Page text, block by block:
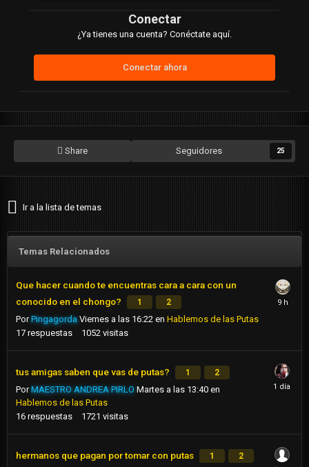
Conectar
¿Ya tienes una cuenta? Conéctate aquí.
Conectar ahora
Share Seguidores 25
Ir a la lista de temas
Temas Relacionados
Que hacer cuando te encuentras cara a cara con un
conocido en el chongo?
1 2
PorPingagorda Viernes a las 16:22 en Hablemos de las Putas
17 respuestas 1052 visitas
tus amigas saben que vas de putas? 1 2
PorMAESTRO ANDREA PIRLO Martes a las 13:40 en
Hablemos de las Putas
16 respuestas 1721 visitas
hermanos que pagan por tomar con putas 1 2